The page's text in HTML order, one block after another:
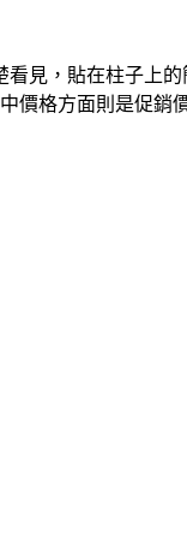
見，貼在柱子上
格方面則是促